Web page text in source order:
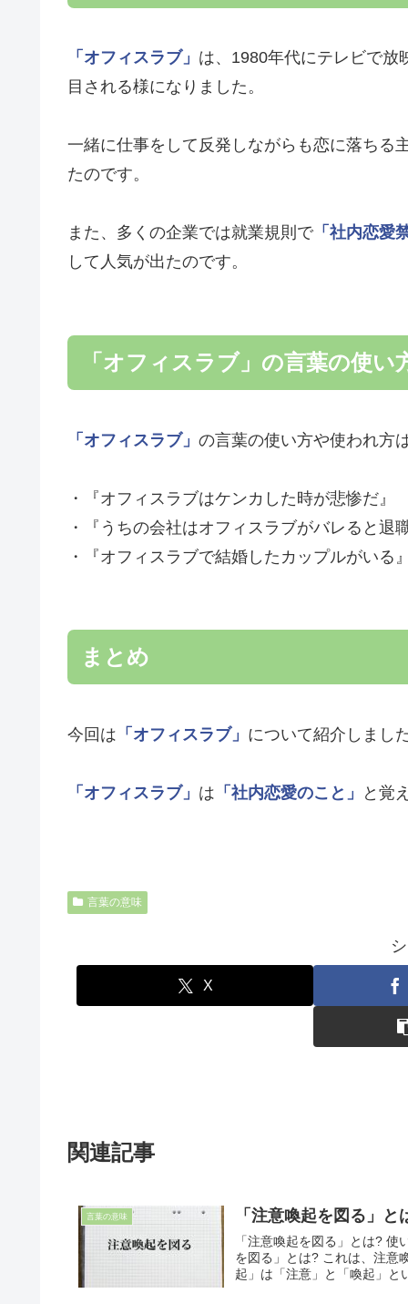
「オフィスラブ」 は、1980年代にテレビで放
目される様になりました。
一緒に仕事をして反発しながらも恋に落ちる
たのです。
また、多くの企業では就業規則で「社内恋愛
して人気が出たのです。
「オフィスラブ」の言葉の使い
「オフィスラブ」 の言葉の使い方や使われ方
・『オフィスラブはケンカした時が悲惨だ』
・『うちの会社はオフィスラブがバレると退
・『オフィスラブで結婚したカップルがいる
まとめ
今回は 「オフィスラブ」 について紹介しまし
「オフィスラブ」 は 「社内恋愛のこと」 と覚
言葉の意味
X
関連記事
言葉の意味 「注意喚起を図る」
「注意喚起を図る」とは?
を図る」とは? これは、注意
起」は「注意」と「喚起」と